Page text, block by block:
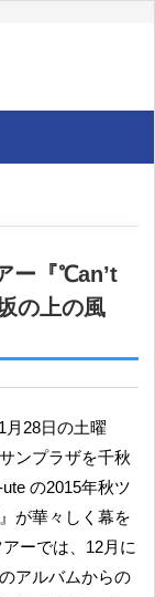
ー『℃an’t
の上の風
ンプラザを千秋
の2015年秋ツ
が華々しく幕を
ーでは、12月に
アルバムからの